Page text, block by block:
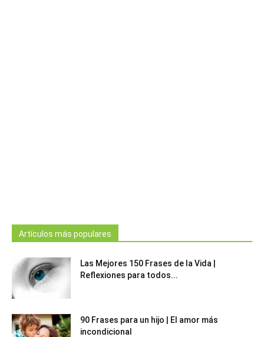
Artículos más populares
Las Mejores 150 Frases de la Vida |
Reflexiones para todos...
90 Frases para un hijo | El amor más
incondicional